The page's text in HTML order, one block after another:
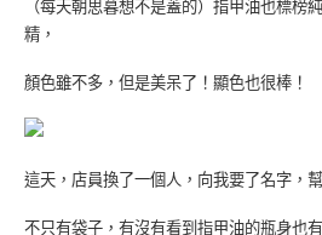
（每天朝思暮想不是蓋的）指甲油也標榜
精，
顏色雖不多，但是美呆了！顯色也很棒！
這天，店員換了一個人，向我要了名字，
不只有袋子，有沒有看到指甲油的瓶身也